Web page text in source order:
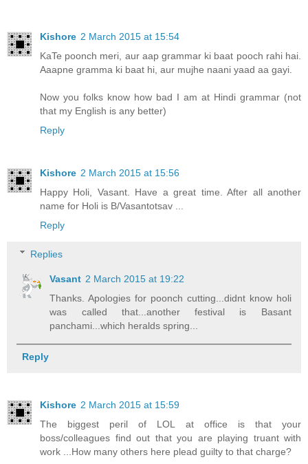
Kishore 2 March 2015 at 15:54
KaTe poonch meri, aur aap grammar ki baat pooch rahi hai.
Aaapne gramma ki baat hi, aur mujhe naani yaad aa gayi.
Now you folks know how bad I am at Hindi grammar (not
that my English is any better)
Reply
Kishore 2 March 2015 at 15:56
Happy Holi, Vasant. Have a great time. After all another
name for Holi is B/Vasantotsav ...
Reply
Replies
Vasant 2 March 2015 at 19:22
Thanks. Apologies for poonch cutting...didnt know holi
was called that...another festival is Basant
panchami...which heralds spring...
Reply
Kishore 2 March 2015 at 15:59
The biggest peril of LOL at office is that your
boss/colleagues find out that you are playing truant with
work ...How many others here plead guilty to that charge?